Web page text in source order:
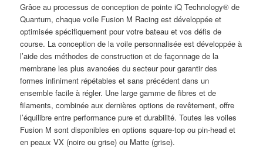
Grâce au processus de conception de pointe iQ Technology® de
Quantum, chaque voile Fusion M Racing est développée et
optimisée spécifiquement pour votre bateau et vos défis de
course. La conception de la voile personnalisée est développée à
l’aide des méthodes de construction et de façonnage de la
membrane les plus avancées du secteur pour garantir des
formes infiniment répétables et sans précédent dans un
ensemble facile à régler. Une large gamme de fibres et de
filaments, combinée aux dernières options de revêtement, offre
l’équilibre entre performance pure et durabilité. Toutes les voiles
Fusion M sont disponibles en options square-top ou pin-head et
en peaux VX (noire ou grise) ou Matte (grise).